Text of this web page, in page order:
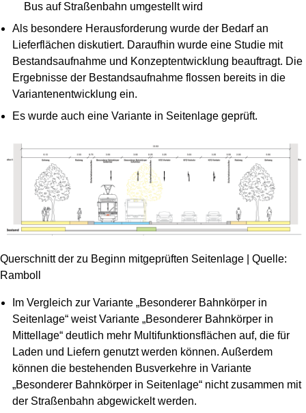
Bus auf Straßenbahn umgestellt wird
Als besondere Herausforderung wurde der Bedarf an
Lieferflächen diskutiert. Daraufhin wurde eine Studie mit
Bestandsaufnahme und Konzeptentwicklung beauftragt. Die
Ergebnisse der Bestandsaufnahme flossen bereits in die
Variantenentwicklung ein.
Es wurde auch eine Variante in Seitenlage geprüft.
Querschnitt der zu Beginn mitgeprüften Seitenlage | Quelle:
Ramboll
Im Vergleich zur Variante „Besonderer Bahnkörper in
Seitenlage“ weist Variante „Besonderer Bahnkörper in
Mittellage“ deutlich mehr Multifunktionsflächen auf, die für
Laden und Liefern genutzt werden können. Außerdem
können die bestehenden Busverkehre in Variante
„Besonderer Bahnkörper in Seitenlage“ nicht zusammen mit
der Straßenbahn abgewickelt werden.